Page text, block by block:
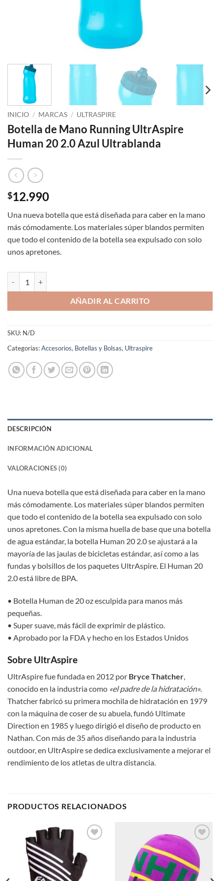
INICIO / MARCAS / ULTRASPIRE
Botella de Mano Running UltrAspire
Human 20 2.0 Azul Ultrablanda
$12.990
Una nueva botella que está diseñada para caber en la mano
más cómodamente. Los materiales súper blandos permiten
que todo el contenido de la botella sea expulsado con solo
unos apretones.
AÑADIR AL CARRITO
SKU: N/D
Categorías:Accesorios, Botellas y Bolsas, Ultraspire
DESCRIPCIÓN
INFORMACIÓN ADICIONAL
VALORACIONES (0)
Una nueva botella que está diseñada para caber en la mano
más cómodamente. Los materiales súper blandos permiten
que todo el contenido de la botella sea expulsado con solo
unos apretones. Con la misma huella de base que una botella
de agua estándar, la botella Human 20 2.0 se ajustará a la
mayoría de las jaulas de bicicletas estándar, así como a las
fundas y bolsillos de los paquetes UltrAspire. El Human 20
2.0 está libre de BPA.
• Botella Human de 20 oz esculpida para manos más
pequeñas.
• Super suave, más fácil de exprimir de plástico.
• Aprobado por la FDA y hecho en los Estados Unidos
Sobre UltrAspire
UltrAspire fue fundada en 2012 por Bryce Thatcher,
conocido en la industria como «el padre de la hidratación».
Thatcher fabricó su primera mochila de hidratación en 1979
con la máquina de coser de su abuela, fundó Ultimate
Direction en 1985 y luego dirigió el diseño de producto en
Nathan. Con más de 35 años diseñando para la industria
outdoor, en UltrAspire se dedica exclusivamente a mejorar el
rendimiento de los atletas de ultra distancia.
PRODUCTOS RELACIONADOS
wishlist
Add to
wishlist